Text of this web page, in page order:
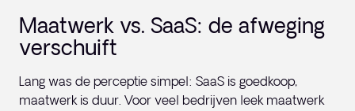
Maatwerk vs. SaaS: de afweging
verschuift
Lang was de perceptie simpel: SaaS is goedkoop,
maatwerk is duur. Voor veel bedrijven leek maatwerk